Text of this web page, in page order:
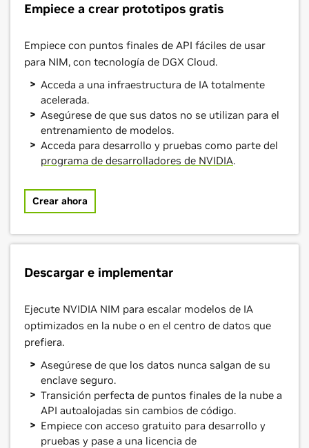
Empiece a crear prototipos gratis
Empiece con puntos finales de API fáciles de usar
para NIM, con tecnología de DGX Cloud.
Acceda a una infraestructura de IA totalmente
acelerada.
Asegúrese de que sus datos no se utilizan para el
entrenamiento de modelos.
Acceda para desarrollo y pruebas como parte del
programa de desarrolladores de NVIDIA.
Crear ahora
Descargar e implementar
Ejecute NVIDIA NIM para escalar modelos de IA
optimizados en la nube o en el centro de datos que
prefiera.
Asegúrese de que los datos nunca salgan de su
enclave seguro.
Transición perfecta de puntos finales de la nube a
API autoalojadas sin cambios de código.
Empiece con acceso gratuito para desarrollo y
pruebas y pase a una licencia de